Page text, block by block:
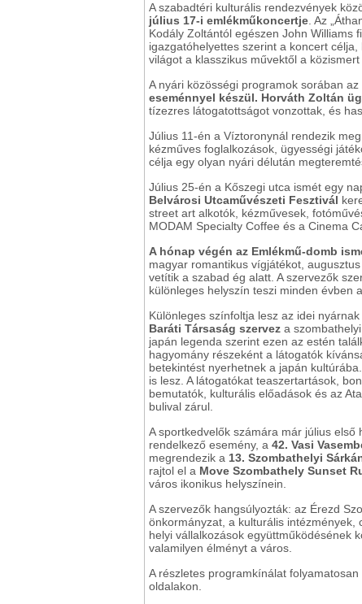
A szabadtéri kulturális rendezvények
július 17-i emlékműkoncertje. Az
Kodály Zoltántól egészen John Williams
igazgatóhelyettes szerint a koncert
világot a klasszikus művektől a
A nyári közösségi programok sorában az
eseménnyel készül. Horváth Zoltán
tízezres látogatottságot vonzottak, és
Július 11-én a Víztoronynál rendezik
kézműves foglalkozások, ügyességi
célja egy olyan nyári délután
Július 25-én a Kőszegi utca ismét egy
Belvárosi Utcaművészeti Fesztivál
street art alkotók, kézművesek,
MODAM Specialty Coffee és a Cinema
A hónap végén az Emlékmű-domb
magyar romantikus vígjátékot,
vetítik a szabad ég alatt. A szervezők
különleges helyszín teszi minden évben
Különleges színfoltja lesz az idei nyárnak
Baráti Társaság szervez a
japán legenda szerint ezen az estén
hagyomány részeként a látogatók
betekintést nyerhetnek a japán
is lesz. A látogatókat teaszertartások,
bemutatók, kulturális előadások és az
bulival zárul.
A sportkedvelők számára már július
rendelkező esemény, a 42. Vasi
megrendezik a 13. Szombathelyi
rajtol el a Move Szombathely Sunset
város ikonikus helyszínein.
A szervezők hangsúlyozták: az Érezd
önkormányzat, a kulturális intézmények,
helyi vállalkozások együttműködésének
valamilyen élményt a város.
A részletes programkínálat
oldalakon.